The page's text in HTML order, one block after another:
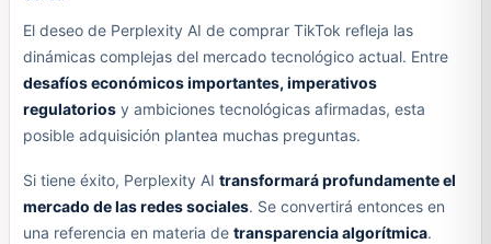
El deseo de Perplexity AI de comprar TikTok refleja las
dinámicas complejas del mercado tecnológico actual. Entre
desafíos económicos importantes, imperativos
regulatoriosy ambiciones tecnológicas afirmadas, esta
posible adquisición plantea muchas preguntas.
Si tiene éxito, Perplexity AI transformará profundamente el
mercado de las redes sociales. Se convertirá entonces en
una referencia en materia de transparencia algorítmica.